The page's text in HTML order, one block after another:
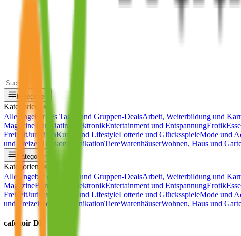
Kategorien
Kategorien ✕
Alle Angebot des Tages und Gruppen-DealsArbeit, Weiterbildung und
MagazineBüro Dating ElektronikEntertainment und EntspannungErotik
FreizeitJuristischKunst und LifestyleLotterie und GlücksspieleMode und
und Freizeit
TelekommunikationTiereWarenhäuserWohnen, Haus und
Kategorien
Kategorien ✕
Alle Angebot des Tages und Gruppen-DealsArbeit, Weiterbildung und
MagazineBüro ElektronikEntertainment und EntspannungErotik
FreizeitJuristisch Kunst und LifestyleLotterie und GlücksspieleMode und
und Freizeit
TelekommunikationTiereWarenhäuserWohnen, Haus und
cafenoir DE